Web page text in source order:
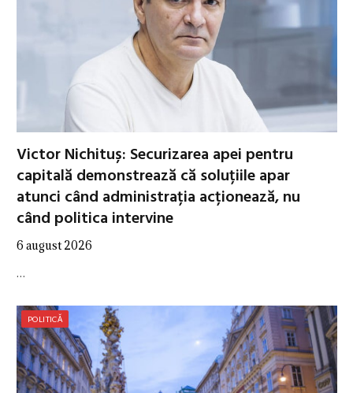
Victor Nichituș: Securizarea apei pentru
capitală demonstrează că soluțiile apar
atunci când administrația acționează, nu
când politica intervine
6 august 2026
…
POLITICĂ